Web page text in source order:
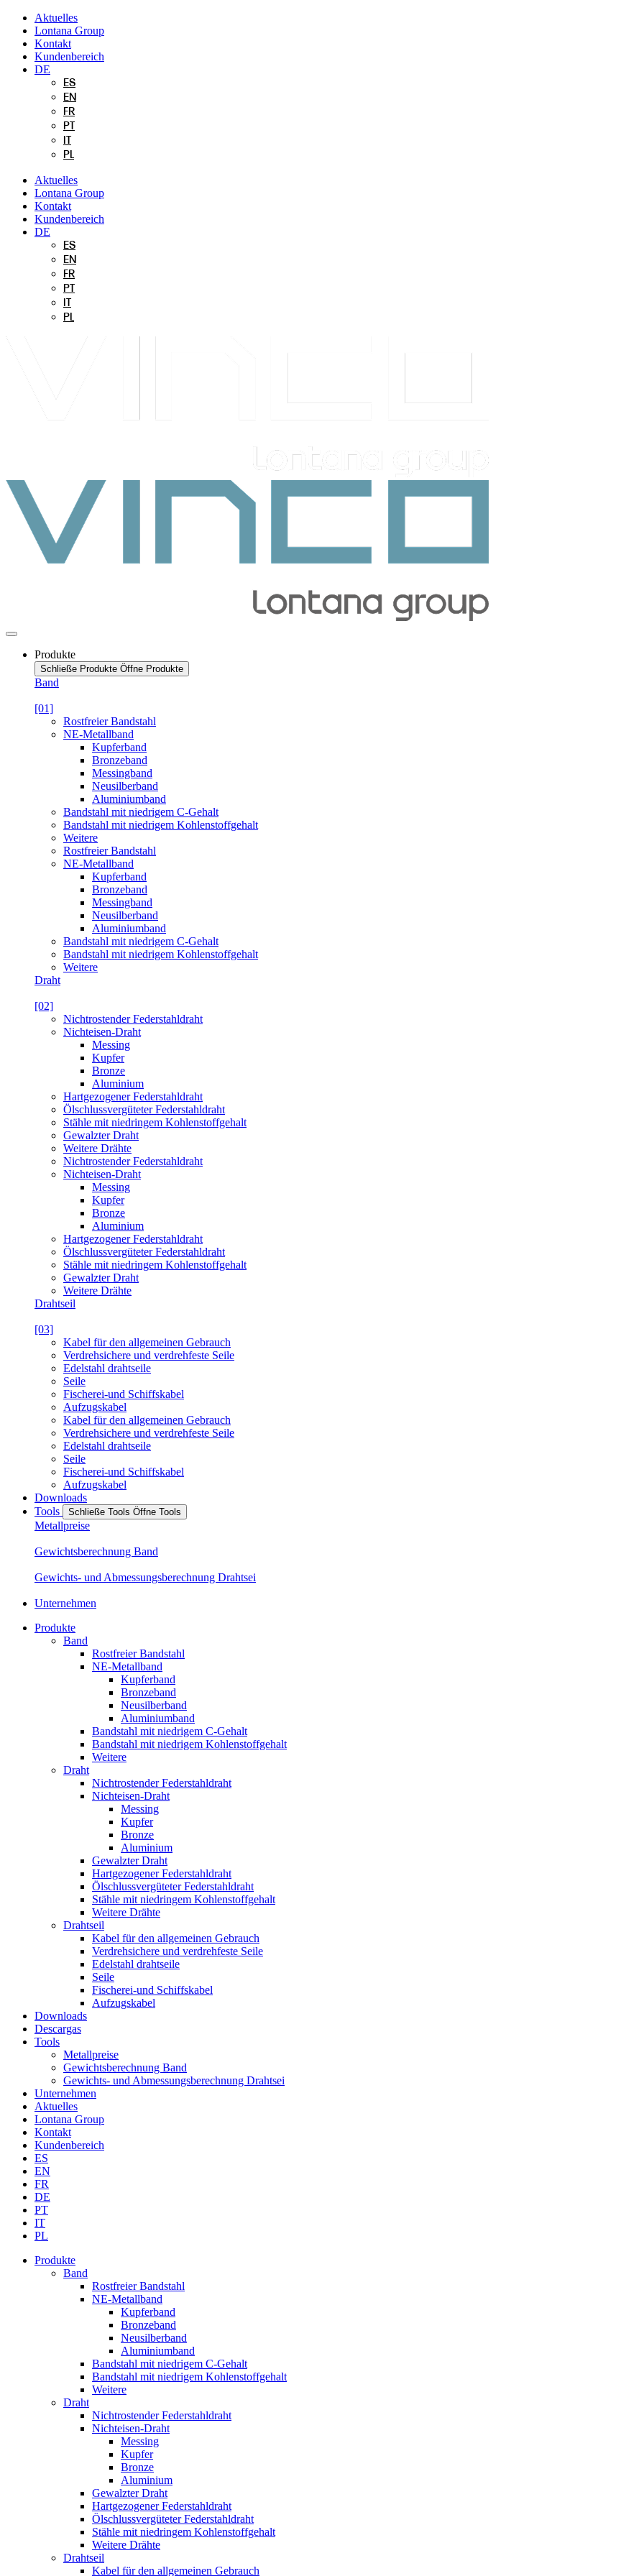
Zum
Inhalt
springen
Aktuelles
Lontana Group
Kontakt
Kundenbereich
DE
ES
EN
FR
PT
PL
Aktuelles
Lontana Group
Kontakt
Kundenbereich
DE
ES
EN
FR
PT
PL
Produkte
Schließe Produkte Öffne Produkte
Band
[01]
Rostfreier Bandstahl
NE-Metallband
Kupferband
Bronzeband
Messingband
Neusilberband
Aluminiumband
Bandstahl mit niedrigem C-Gehalt
Bandstahl mit niedrigem Kohlenstoffgehalt
Weitere
Rostfreier Bandstahl
NE-Metallband
Kupferband
Bronzeband
Messingband
Neusilberband
Aluminiumband
Bandstahl mit niedrigem C-Gehalt
Bandstahl mit niedrigem Kohlenstoffgehalt
Weitere
Draht
[02]
Nichtrostender Federstahldraht
Nichteisen-Draht
Messing
Kupfer
Bronze
Aluminium
Hartgezogener Federstahldraht
Ölschlussvergüteter Federstahldraht
Stähle mit niedringem Kohlenstoffgehalt
Gewalzter Draht
Weitere Drähte
Nichtrostender Federstahldraht
Nichteisen-Draht
Messing
Kupfer
Bronze
Aluminium
Hartgezogener Federstahldraht
Ölschlussvergüteter Federstahldraht
Stähle mit niedringem Kohlenstoffgehalt
Gewalzter Draht
Weitere Drähte
Drahtseil
[03]
Kabel für den allgemeinen Gebrauch
Verdrehsichere und verdrehfeste Seile
Edelstahl drahtseile
Seile
Fischerei-und Schiffskabel
Aufzugskabel
Kabel für den allgemeinen Gebrauch
Verdrehsichere und verdrehfeste Seile
Edelstahl drahtseile
Seile
Fischerei-und Schiffskabel
Aufzugskabel
Downloads
Tools
Schließe Tools Öffne Tools
Metallpreise
Gewichtsberechnung Band
Gewichts- und Abmessungsberechnung Drahtsei
Unternehmen
Produkte
Band
Rostfreier Bandstahl
NE-Metallband
Kupferband
Bronzeband
Neusilberband
Aluminiumband
Bandstahl mit niedrigem C-Gehalt
Bandstahl mit niedrigem Kohlenstoffgehalt
Weitere
Draht
Nichtrostender Federstahldraht
Nichteisen-Draht
Messing
Kupfer
Bronze
Aluminium
Gewalzter Draht
Hartgezogener Federstahldraht
Ölschlussvergüteter Federstahldraht
Stähle mit niedringem Kohlenstoffgehalt
Weitere Drähte
Drahtseil
Kabel für den allgemeinen Gebrauch
Verdrehsichere und verdrehfeste Seile
Edelstahl drahtseile
Seile
Fischerei-und Schiffskabel
Aufzugskabel
Downloads
Descargas
Tools
Metallpreise
Gewichtsberechnung Band
Gewichts- und Abmessungsberechnung Drahtsei
Unternehmen
Aktuelles
Lontana Group
Kontakt
Kundenbereich
ES
EN
FR
DE
PT
IT
PL
Produkte
Band
Rostfreier Bandstahl
NE-Metallband
Kupferband
Bronzeband
Neusilberband
Aluminiumband
Bandstahl mit niedrigem C-Gehalt
Bandstahl mit niedrigem Kohlenstoffgehalt
Weitere
Draht
Nichtrostender Federstahldraht
Nichteisen-Draht
Messing
Kupfer
Bronze
Aluminium
Gewalzter Draht
Hartgezogener Federstahldraht
Ölschlussvergüteter Federstahldraht
Stähle mit niedringem Kohlenstoffgehalt
Weitere Drähte
Drahtseil
Kabel für den allgemeinen Gebrauch